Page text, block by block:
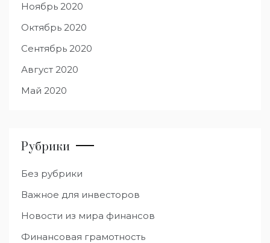
Ноябрь 2020
Октябрь 2020
Сентябрь 2020
Август 2020
Май 2020
Рубрики
Без рубрики
Важное для инвесторов
Новости из мира финансов
Финансовая грамотность